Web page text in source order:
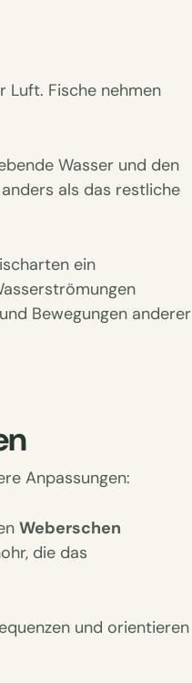
Luft. Fische nehmen
Wasser und den
als das restliche
ein
Bewegungen anderer
Anpassungen:
Weberschen
die das
und orientieren